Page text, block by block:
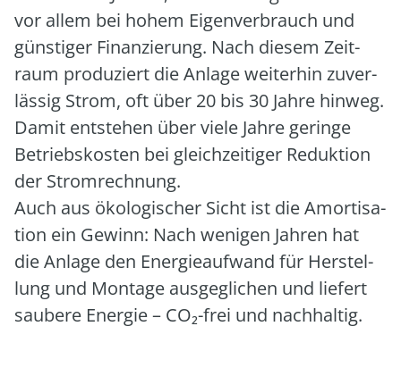
vor allem bei hohem Eigen­ver­brauch und
güns­ti­ger Finan­zie­rung. Nach die­sem Zeit­
raum pro­du­ziert die Anla­ge wei­ter­hin zuver­
läs­sig Strom, oft über 20 bis 30 Jah­re hin­weg.
Damit ent­ste­hen über vie­le Jah­re gerin­ge
Betriebs­kos­ten bei gleich­zei­ti­ger Reduk­ti­on
der Strom­rech­nung.
Auch aus öko­lo­gi­scher Sicht ist die Amor­ti­sa­
ti­on ein Gewinn: Nach weni­gen Jah­ren hat
die Anla­ge den Ener­gie­auf­wand für Her­stel­
lung und Mon­ta­ge aus­ge­gli­chen und lie­fert
sau­be­re Ener­gie – CO₂-frei und nach­hal­tig.